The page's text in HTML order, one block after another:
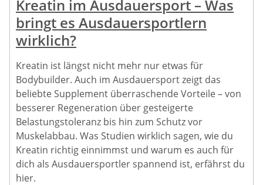
Kreatin im Ausdauersport – Was
bringt es Ausdauersportlern
wirklich?
Kreatin ist längst nicht mehr nur etwas für
Bodybuilder. Auch im Ausdauersport zeigt das
beliebte Supplement überraschende Vorteile – von
besserer Regeneration über gesteigerte
Belastungstoleranz bis hin zum Schutz vor
Muskelabbau. Was Studien wirklich sagen, wie du
Kreatin richtig einnimmst und warum es auch für
dich als Ausdauersportler spannend ist, erfährst du
hier.